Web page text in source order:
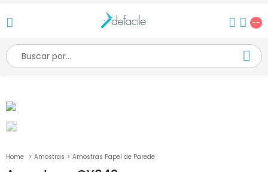
--
Amostras Amostras Papel de Parede